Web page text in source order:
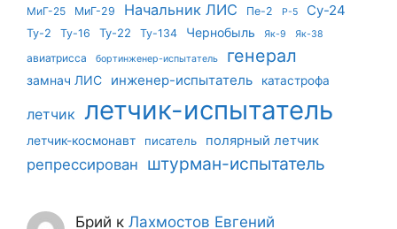
МиГ-25
МиГ-29 Начальник ЛИС Пе-2 Р-5 Су-24
Ту-2 Ту-16 Ту-22 Ту-134 Чернобыль Як-9 Як-38
авиатрисса бортинженер-испытатель генерал
замнач ЛИС инженер-испытатель катастрофа
летчик летчик-испытатель
летчик-космонавт писатель полярный летчик
репрессирован штурман-испытатель
Брий кЛахмостов Евгений